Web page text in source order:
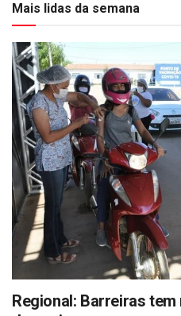
Mais lidas da semana
Regional: Barreiras tem